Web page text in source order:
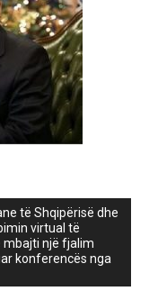
të Shqipërisë dhe
virtual të
mbajti një fjalim
konferencës nga